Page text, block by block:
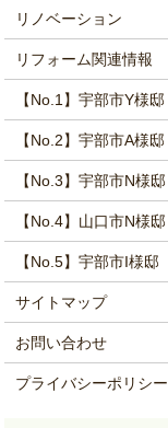
リノベーション
リフォーム関連情報
【No.1】宇部市Y様邸
【No.2】宇部市A様邸
【No.3】宇部市N様邸
【No.4】山口市N様邸
【No.5】宇部市I様邸
サイトマップ
お問い合わせ
プライバシーポリシー